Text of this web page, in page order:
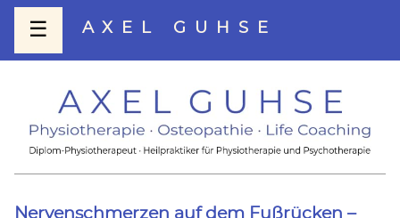
☰ AXEL GUHSE
Nervenschmerzen auf dem Fußrücken –